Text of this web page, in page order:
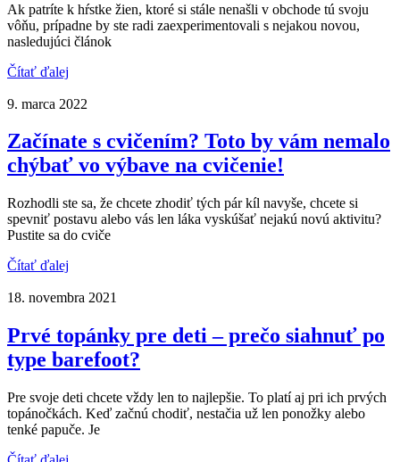
Ak patríte k hŕstke žien, ktoré si stále nenašli v obchode tú svoju
vôňu, prípadne by ste radi zaexperimentovali s nejakou novou,
nasledujúci článok
Čítať ďalej
9. marca 2022
Začínate s cvičením? Toto by vám nemalo
chýbať vo výbave na cvičenie!
Rozhodli ste sa, že chcete zhodiť tých pár kíl navyše, chcete si
spevniť postavu alebo vás len láka vyskúšať nejakú novú aktivitu?
Pustite sa do cviče
Čítať ďalej
18. novembra 2021
Prvé topánky pre deti – prečo siahnuť po
type barefoot?
Pre svoje deti chcete vždy len to najlepšie. To platí aj pri ich prvých
topánočkách. Keď začnú chodiť, nestačia už len ponožky alebo
tenké papuče. Je